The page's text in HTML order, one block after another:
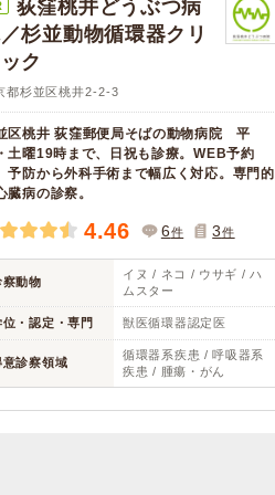
荻窪桃井どうぶつ病
杉並動物循環器クリ
ク
都杉並区桃井2-2-3
区桃井 荻窪郵便局そばの動物病院 平
土曜19時まで、日祝も診療。WEB予約
予防から外科手術まで幅広く対応。専門的
臓病の診察。
4.46 6件 3件
察動物
イヌ / ネコ / ウサギ / ハ
ムスター
位・認定・専門 獣医循環器認定医
意診察領域
循環器系疾患 / 呼吸器系
疾患 / 腫瘍・がん